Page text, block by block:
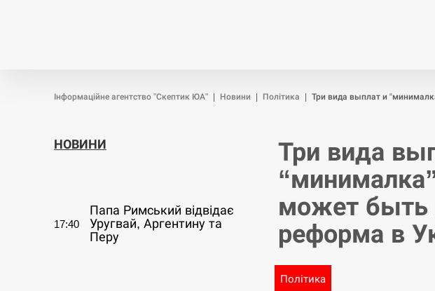
Інформаційне агентство "Скептик ЮА" Новини Політика Три вида выплат и
НОВИНИ
17:40
Папа Римський відвідає
Уругвай, Аргентину та
Перу
Три вида
может быть
реформа в
Політика